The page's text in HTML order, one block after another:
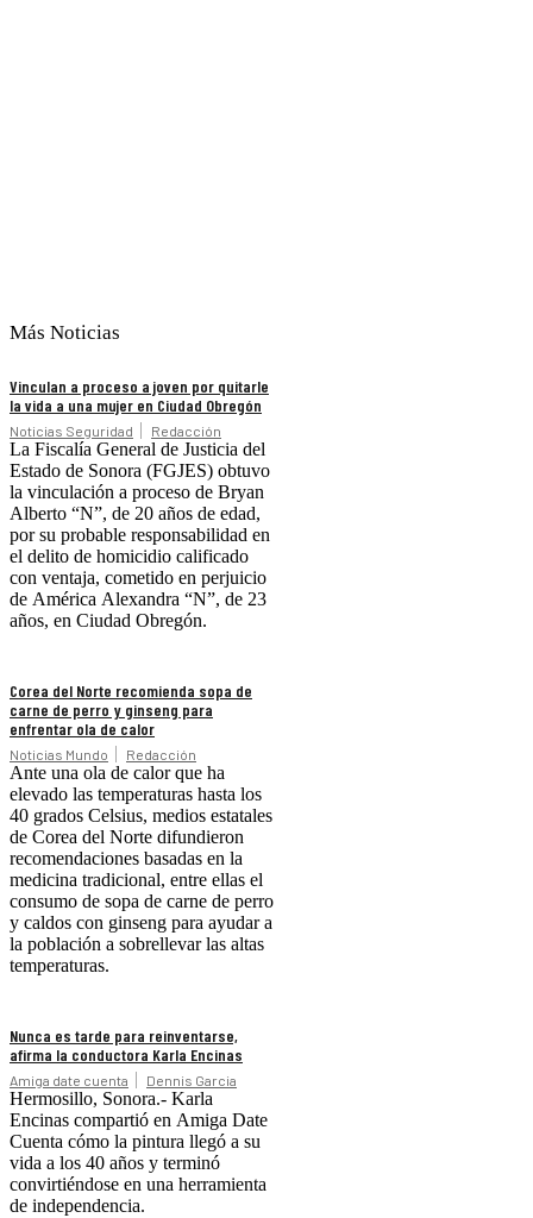
Más Noticias
Vinculan a proceso a joven por quitarle
la vida a una mujer en Ciudad Obregón
Noticias Seguridad Redacción
La Fiscalía General de Justicia del
Estado de Sonora (FGJES) obtuvo
la vinculación a proceso de Bryan
Alberto “N”, de 20 años de edad,
por su probable responsabilidad en
el delito de homicidio calificado
con ventaja, cometido en perjuicio
de América Alexandra “N”, de 23
años, en Ciudad Obregón.
Corea del Norte recomienda sopa de
carne de perro y ginseng para
enfrentar ola de calor
Noticias Mundo Redacción
Ante una ola de calor que ha
elevado las temperaturas hasta los
40 grados Celsius, medios estatales
de Corea del Norte difundieron
recomendaciones basadas en la
medicina tradicional, entre ellas el
consumo de sopa de carne de perro
y caldos con ginseng para ayudar a
la población a sobrellevar las altas
temperaturas.
Nunca es tarde para reinventarse,
afirma la conductora Karla Encinas
Amiga date cuenta Dennis Garcia
Hermosillo, Sonora.- Karla
Encinas compartió en Amiga Date
Cuenta cómo la pintura llegó a su
vida a los 40 años y terminó
convirtiéndose en una herramienta
de independencia.